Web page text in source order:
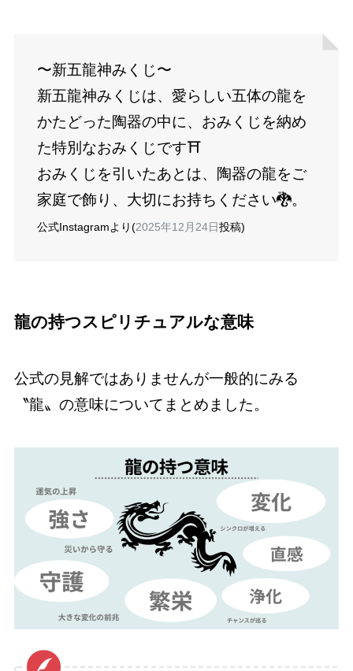
〜新五龍神みくじ〜
新五龍神みくじは、愛らしい五体の龍を
かたどった陶器の中に、おみくじを納め
た特別なおみくじです⛩️
おみくじを引いたあとは、陶器の龍をご
家庭で飾り、大切にお持ちください🐉。
公式Instagramより(2025年12月24日投稿)
龍の持つスピリチュアルな意味
公式の見解ではありませんが一般的にみる
〝龍〟の意味についてまとめました。